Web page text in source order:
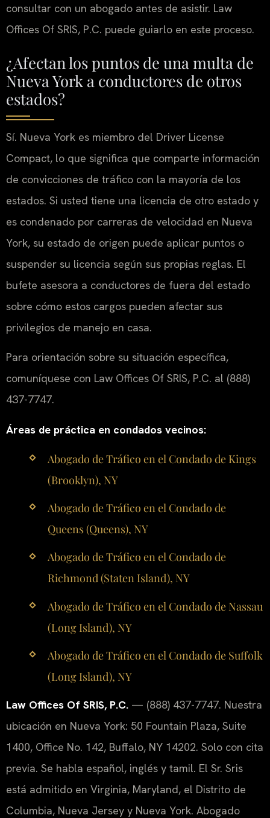
consultar con un abogado antes de asistir. Law
Offices Of SRIS, P.C. puede guiarlo en este proceso.
¿Afectan los puntos de una multa de
Nueva York a conductores de otros
estados?
Sí. Nueva York es miembro del Driver License
Compact, lo que significa que comparte información
de convicciones de tráfico con la mayoría de los
estados. Si usted tiene una licencia de otro estado y
es condenado por carreras de velocidad en Nueva
York, su estado de origen puede aplicar puntos o
suspender su licencia según sus propias reglas. El
bufete asesora a conductores de fuera del estado
sobre cómo estos cargos pueden afectar sus
privilegios de manejo en casa.
Para orientación sobre su situación específica,
comuníquese con Law Offices Of SRIS, P.C. al (888)
437-7747.
Áreas de práctica en condados vecinos:
Abogado de Tráfico en el Condado de Kings
(Brooklyn), NY
Abogado de Tráfico en el Condado de
Queens (Queens), NY
Abogado de Tráfico en el Condado de
Richmond (Staten Island), NY
Abogado de Tráfico en el Condado de Nassau
(Long Island), NY
Abogado de Tráfico en el Condado de Suffolk
(Long Island), NY
Law Offices Of SRIS, P.C. — (888) 437-7747. Nuestra
ubicación en Nueva York: 50 Fountain Plaza, Suite
1400, Office No. 142, Buffalo, NY 14202. Solo con cita
previa. Se habla español, inglés y tamil. El Sr. Sris
está admitido en Virginia, Maryland, el Distrito de
Columbia, Nueva Jersey y Nueva York. Abogado